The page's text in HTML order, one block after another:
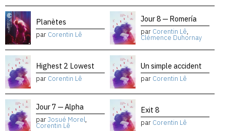
Planètes
par Corentin Lê
Jour 8 — Romería
par Corentin Lê,
Clémence Duhornay
Highest 2 Lowest
par Corentin Lê
Un simple accident
par Corentin Lê
Jour 7 — Alpha
parJosué Morel,
Corentin Lê
Exit 8
par Corentin Lê